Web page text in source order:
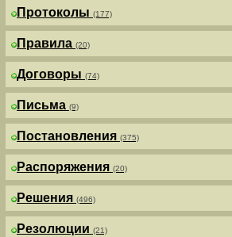
Протоколы (177)
Правила (20)
Договоры (74)
Письма (9)
Постановления (375)
Распоряжения (20)
Решения (496)
Резолюции (21)